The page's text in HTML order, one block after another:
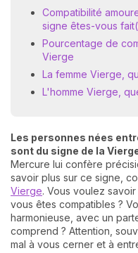
Compatibilité
signe êtes-vous
Pourcentage de
Vierge
La femme Vierge,
L'homme Vierge,
Les personnes nées
sont du signe de la
Mercure lui confère
savoir plus sur ce signe,
Vierge. Vous voulez
vous êtes compatibles ?
harmonieuse, avec un
comprend ? Attention,
mal à vous cerner et à